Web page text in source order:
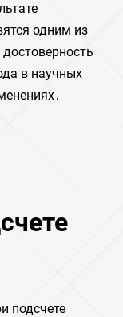
одним из
в научных
подсчете